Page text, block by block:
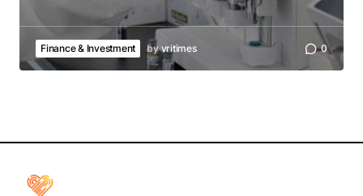
Finance & Investment byvritimes 0